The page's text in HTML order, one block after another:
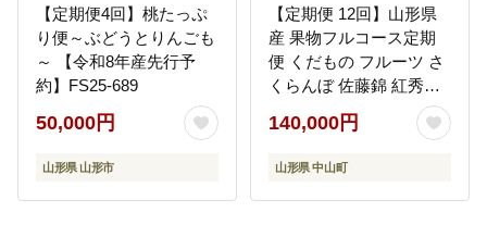
【定期便4回】桃たっぷ
り便～ぶどうとりんごも
～ 【令和8年産先行予
約】FS25-689
50,000円
山形県 山形市
【定期便 12回】山形県
産 果物フルコース定期
便 くだもの フルーツ さ
くらんぼ 佐藤錦 紅秀峰
桃 もも すもも 和梨 豊水
幸水 秋姫 ぶどう シャイ
ンマスカット デラウェ
ランス ラフランス りん
140,000円
山形県 中山町